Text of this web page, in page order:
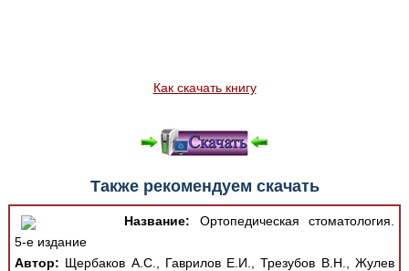
Как скачать книгу
Также рекомендуем скачать
Название: Ортопедическая стоматология.
5-е издание
Автор: Щербаков А.С., Гаврилов Е.И., Трезубов В.Н., Жулев